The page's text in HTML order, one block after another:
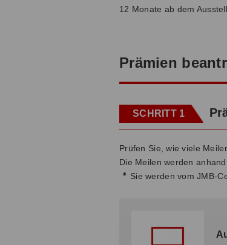
12 Monate ab dem
Prämien
SCHRITT 1
Prüfen Sie, wie viele
Die Meilen werden
* Sie werden vom JMB-